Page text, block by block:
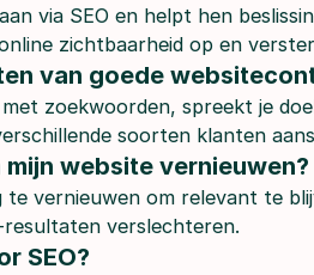
via SEO en helpt hen
zichtbaarheid op en
van goede
zoekwoorden, spreekt je
soorten klanten
website vernieuwen?
vernieuwen om relevant te
verslechteren.
SEO?